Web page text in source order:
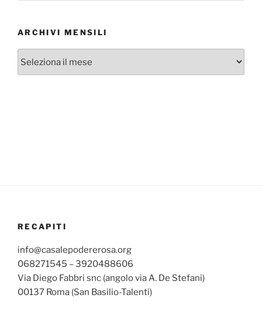
ARCHIVI MENSILI
RECAPITI
info@casalepodererosa.org
068271545 – 3920488606
Via Diego Fabbri snc (angolo via A. De Stefani)
00137 Roma (San Basilio-Talenti)